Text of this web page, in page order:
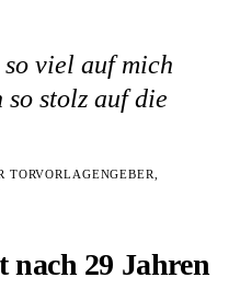
viel auf mich
stolz auf die
nach 29 Jahren